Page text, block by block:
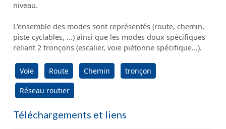
niveau.
L'ensemble des modes sont représentés (route, chemin,
piste cyclables, ...) ainsi que les modes doux spécifiques
reliant 2 tronçons (escalier, voie piétonne spécifique...).
Voie Route Chemin tronçon
Réseau routier
Téléchargements et liens